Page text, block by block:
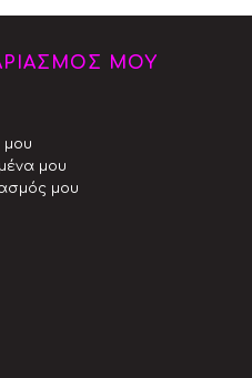
ΜΟΥ
μου
μου
μου